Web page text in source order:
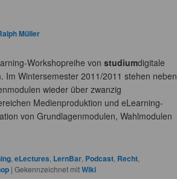
Müller
Workshopreihe vonstudiumdigitale
Im Wintersemester 2011/2011 stehen neben
wieder über zwanzig
Medienproduktion und eLearning-
von Grundlagenmodulen, Wahlmodulen
,eLectures LernBar Podcast Recht
|Gekennzeichnet mitWiki